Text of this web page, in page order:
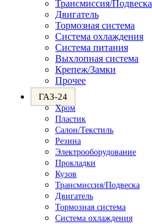
Трансмиссия/Подвеска
Двигатель
Тормозная система
Система охлаждения
Система питания
Выхлопная система
Крепеж/Замки
Прочее
ГАЗ-24
Хром
Пластик
Салон/Текстиль
Резина
Электрооборудование
Прокладки
Кузов
Трансмиссия/Подвеска
Двигатель
Тормозная система
Система охлаждения